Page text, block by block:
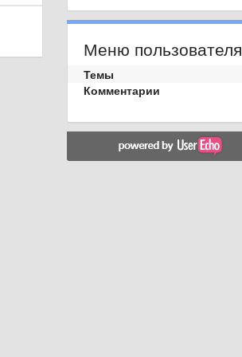
Меню пользователя
Темы
Комментарии